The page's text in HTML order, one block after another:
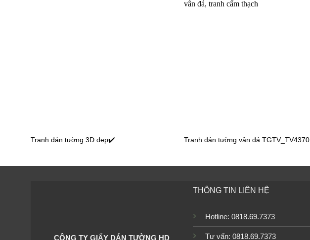
Tranh dán tường công chúa WG_27
Tranh dán tường 3D đẹp✔️ Tranh dán tường vân đá TGTV_TV4370
CÔNG TY GIẤY DÁN TƯỜNG HD
THÔNG TIN LIÊN HỆ
Hotline: 0818.69.7373
Tư vấn: 0818.69.7373